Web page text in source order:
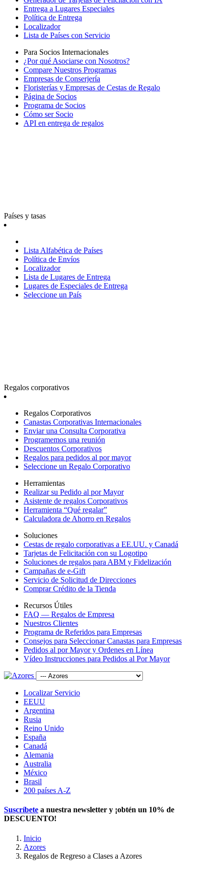
Entrega a Lugares Especiales
Política de Entrega
Localizador
Lista de Países con Servicio
Para Socios Internacionales
¿Por qué Asociarse con Nosotros?
Compare Nuestros Programas
Empresas de Conserjería
Floristerías y Empresas de Cestas de Regalo
Página de Socios
Programa de Socios
Cómo ser Socio
API en entrega de regalos
Países y tasas
Lista Alfabética de Países
Política de Envíos
Localizador
Lista de Lugares de Entrega
Lugares de Especiales de Entrega
Seleccione un País
Regalos corporativos
Regalos Corporativos
Canastas Corporativas Internacionales
Enviar una Consulta Corporativa
Programemos una reunión
Descuentos Corporativos
Regalos para pedidos al por mayor
Seleccione un Regalo Corporativo
Herramientas
Realizar su Pedido al por Mayor
Asistente de regalos Corporativos
Herramienta “Qué regalar”
Calculadora de Ahorro en Regalos
Soluciones
Cestas de regalo corporativas a EE.UU. y Canadá
Tarjetas de Felicitación con su Logotipo
Soluciones de regalos para ABM y Fidelización
Campañas de e-Gift
Servicio de Solicitud de Direcciones
Comprar Crédito de la Tienda
Recursos Útiles
FAQ — Regalos de Empresa
Nuestros Clientes
Programa de Referidos para Empresas
Consejos para Seleccionar Canastas para Empresas
Pedidos al por Mayor y Ordenes en Línea
Vídeo Instrucciones para Pedidos al Por Mayor
Localizar Servicio
EEUU
Argentina
Rusia
Reino Unido
España
Canadá
Alemania
Australia
México
Brasil
200 países A-Z
Suscríbete a nuestra newsletter y ¡obtén un 10% de
DESCUENTO!
Inicio
Azores
Regalos de Regreso a Clases a Azores